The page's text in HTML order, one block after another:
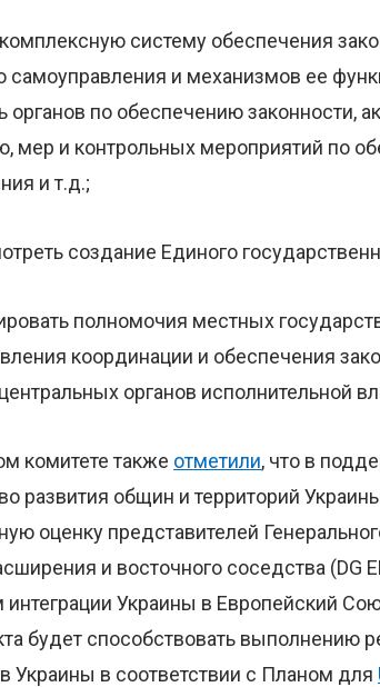
систему обеспечения
самоуправления и механизмов ее
органов по обеспечению законности,
мер и контрольных мероприятий по
и т.д.;
создание Единого
полномочия местных
координации и обеспечения
органов исполнительной
комитете также отметили, что в
развития общин и территорий
оценку представителей
и восточного соседства (DG
интеграции Украины в Европейский
будет способствовать выполнению
Украины в соответствии с Планом для